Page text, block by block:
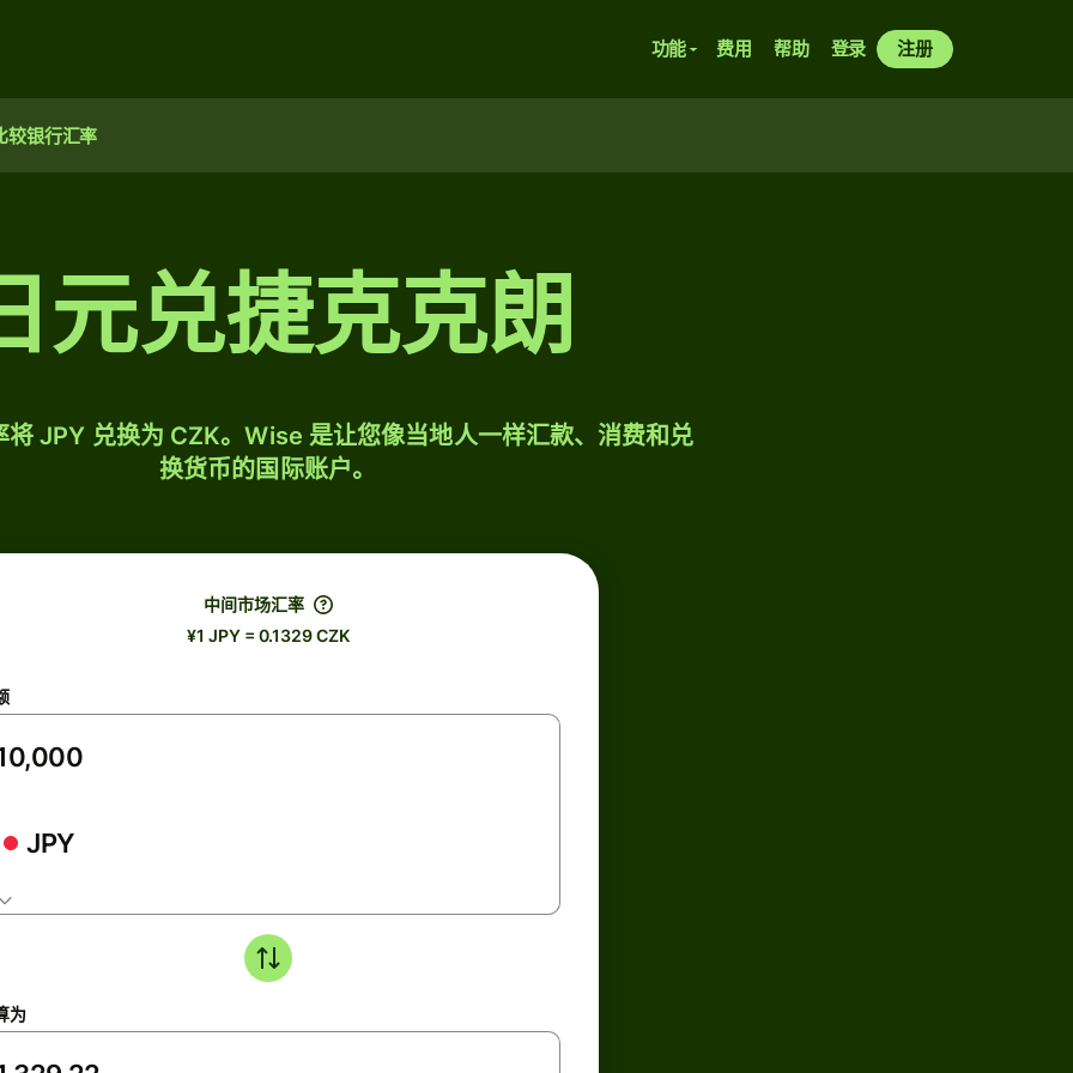
功能 费用 帮助 登录 注册
较银行汇率
元兑捷克克朗
将 JPY 兑换为 CZK。Wise 是让您像当地人一样汇款、消费和兑
换货币的国际账户。
中间市场汇率
¥1 JPY = 0.1329 CZK
JPY
为